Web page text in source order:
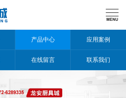

产品中心 应用案例
在线留言 联系我们